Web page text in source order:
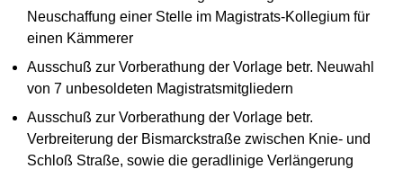
Neuschaffung einer Stelle im Magistrats-Kollegium für
einen Kämmerer
Ausschuß zur Vorberathung der Vorlage betr. Neuwahl
von 7 unbesoldeten Magistratsmitgliedern
Ausschuß zur Vorberathung der Vorlage betr.
Verbreiterung der Bismarckstraße zwischen Knie- und
Schloß Straße, sowie die geradlinige Verlängerung